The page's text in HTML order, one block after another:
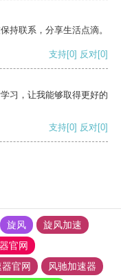
持联系，分享生活点滴。
支持[0] 反对[0]
习，让我能够取得更好的
支持[0] 反对[0]
旋风
旋风加速
官网
官网 风驰加速器